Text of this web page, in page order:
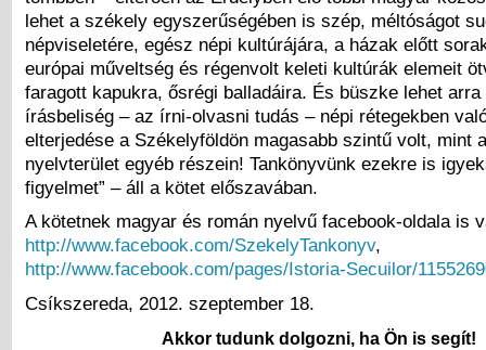
lehet a székely egyszerűségében is szép, méltóságot
népviseletére, egész népi kultúrájára, a házak előtt
európai műveltség és régenvolt keleti kultúrák elemeit
faragott kapukra, ősrégi balladáira. És büszke lehet
írásbeliség – az írni-olvasni tudás – népi rétegekben
elterjedése a Székelyföldön magasabb szintű volt, mint
nyelvterület egyéb részein! Tankönyvünk ezekre is
figyelmet” – áll a kötet előszavában.
A kötetnek magyar és román nyelvű facebook-oldala is
http://www.facebook.com/SzekelyTankonyv,
http://www.facebook.com/pages/Istoria-Secuilor/
Csíkszereda, 2012. szeptember 18.
Akkor tudunk dolgozni, ha Ön is segít!